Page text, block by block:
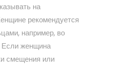
на
рекомендуется
например, во
женщина
смещения или